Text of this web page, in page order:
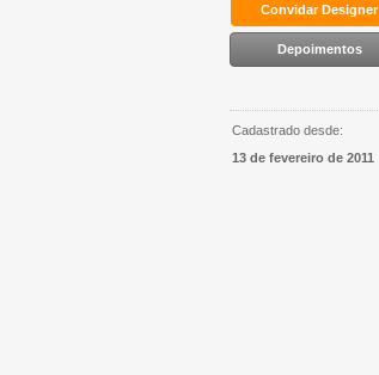
Convidar Designer
Depoimentos
Cadastrado desde:
13 de fevereiro de 2011